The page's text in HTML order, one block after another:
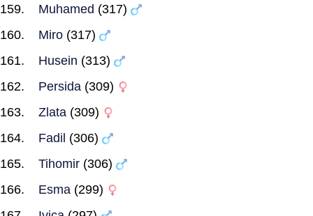
Muhamed (317)
Miro (317)
Husein (313)
Persida (309)
Zlata (309)
Fadil (306)
Tihomir (306)
Esma (299)